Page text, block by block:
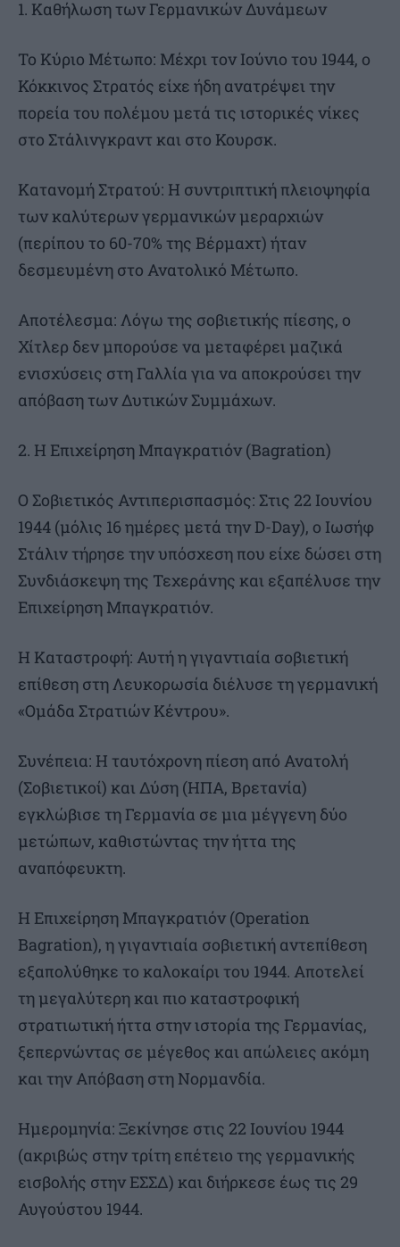
1. Καθήλωση των Γερμανικών Δυνάμεων
Το Κύριο Μέτωπο: Μέχρι τον Ιούνιο του 1944, ο
Κόκκινος Στρατός είχε ήδη ανατρέψει την
πορεία του πολέμου μετά τις ιστορικές νίκες
στο Στάλινγκραντ και στο Κουρσκ.
Κατανομή Στρατού: Η συντριπτική πλειοψηφία
των καλύτερων γερμανικών μεραρχιών
(περίπου το 60-70% της Βέρμαχτ) ήταν
δεσμευμένη στο Ανατολικό Μέτωπο.
Αποτέλεσμα: Λόγω της σοβιετικής πίεσης, ο
Χίτλερ δεν μπορούσε να μεταφέρει μαζικά
ενισχύσεις στη Γαλλία για να αποκρούσει την
απόβαση των Δυτικών Συμμάχων.
2. Η Επιχείρηση Μπαγκρατιόν (Bagration)
Ο Σοβιετικός Αντιπερισπασμός: Στις 22 Ιουνίου
1944 (μόλις 16 ημέρες μετά την D-Day), ο Ιωσήφ
Στάλιν τήρησε την υπόσχεση που είχε δώσει στη
Συνδιάσκεψη της Τεχεράνης και εξαπέλυσε την
Επιχείρηση Μπαγκρατιόν.
Η Καταστροφή: Αυτή η γιγαντιαία σοβιετική
επίθεση στη Λευκορωσία διέλυσε τη γερμανική
«Ομάδα Στρατιών Κέντρου».
Συνέπεια: Η ταυτόχρονη πίεση από Ανατολή
(Σοβιετικοί) και Δύση (ΗΠΑ, Βρετανία)
εγκλώβισε τη Γερμανία σε μια μέγγενη δύο
μετώπων, καθιστώντας την ήττα της
αναπόφευκτη.
Η Επιχείρηση Μπαγκρατιόν (Operation
Bagration), η γιγαντιαία σοβιετική αντεπίθεση
εξαπολύθηκε το καλοκαίρι του 1944. Αποτελεί
τη μεγαλύτερη και πιο καταστροφική
στρατιωτική ήττα στην ιστορία της Γερμανίας,
ξεπερνώντας σε μέγεθος και απώλειες ακόμη
και την Απόβαση στη Νορμανδία.
Ημερομηνία: Ξεκίνησε στις 22 Ιουνίου 1944
(ακριβώς στην τρίτη επέτειο της γερμανικής
εισβολής στην ΕΣΣΔ) και διήρκεσε έως τις 29
Αυγούστου 1944.